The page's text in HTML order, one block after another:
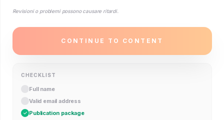
Revisioni o problemi possono causare ritardi.
CONTINUE TO CONTENT
CHECKLIST
Full name
Valid email address
Publication package